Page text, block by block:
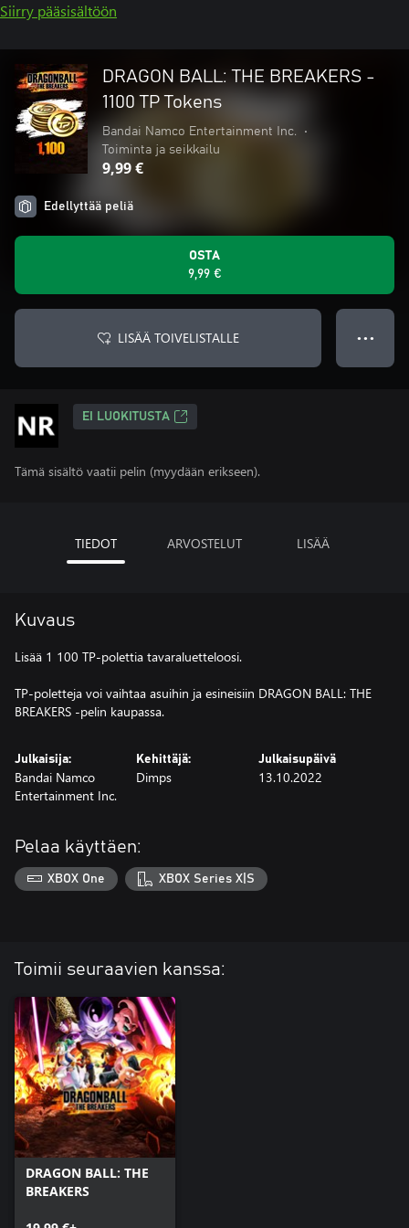
Siirry pääsisältöön
DRAGON BALL: THE BREAKERS -
1100 TP Tokens
Bandai Namco Entertainment Inc.
•
Toiminta ja seikkailu
9,99 €
Edellyttää peliä
OSTA
9,99 €
LISÄÄ TOIVELISTALLE ● ● ●
EI LUOKITUSTA
Tämä sisältö vaatii pelin (myydään erikseen).
TIEDOT ARVOSTELUT LISÄÄ
Kuvaus
Lisää 1 100 TP-polettia tavaraluetteloosi.
TP-poletteja voi vaihtaa asuihin ja esineisiin DRAGON BALL: THE
BREAKERS -pelin kaupassa.
Julkaisija:
Bandai Namco
Entertainment Inc.
Kehittäjä:
Dimps
Julkaisupäivä
13.10.2022
Pelaa käyttäen:
XBOX One XBOX Series X|S
Toimii seuraavien kanssa:
DRAGON BALL: THE
BREAKERS